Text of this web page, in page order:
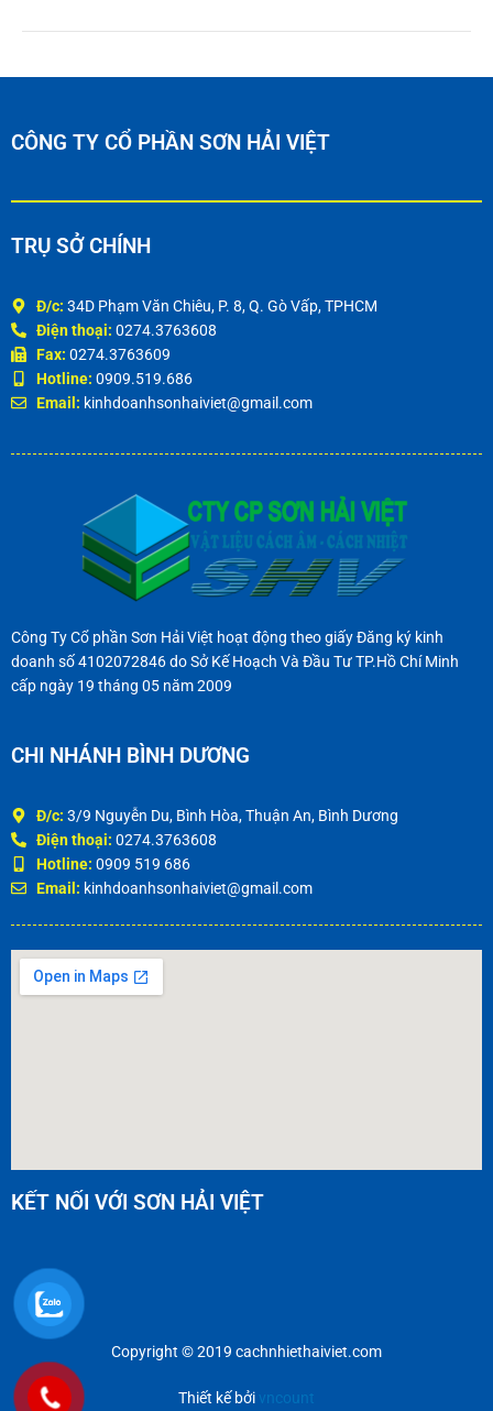
CÔNG TY CỔ PHẦN SƠN HẢI VIỆT
TRỤ SỞ CHÍNH
Đ/c: 34D Phạm Văn Chiêu, P. 8, Q. Gò Vấp, TPHCM
Điện thoại: 0274.3763608
Fax: 0274.3763609
Hotline: 0909.519.686
Email: kinhdoanhsonhaiviet@gmail.com
Công Ty Cổ phần Sơn Hải Việt hoạt động theo giấy Đăng ký kinh
doanh số 4102072846 do Sở Kế Hoạch Và Đầu Tư TP.Hồ Chí Minh
cấp ngày 19 tháng 05 năm 2009
CHI NHÁNH BÌNH DƯƠNG
Đ/c: 3/9 Nguyễn Du, Bình Hòa, Thuận An, Bình Dương
Điện thoại: 0274.3763608
Hotline: 0909 519 686
Email: kinhdoanhsonhaiviet@gmail.com
KẾT NỐI VỚI SƠN HẢI VIỆT
Copyright © 2019 cachnhiethaiviet.com
Thiết kế bởi vncount